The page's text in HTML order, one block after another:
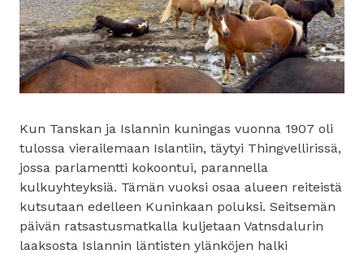
Kun Tanskan ja Islannin kuningas vuonna 1907 oli
tulossa vierailemaan Islantiin, täytyi Thingvellirissä,
jossa parlamentti kokoontui, parannella
kulkuyhteyksiä. Tämän vuoksi osaa alueen reiteistä
kutsutaan edelleen Kuninkaan poluksi. Seitsemän
päivän ratsastusmatkalla kuljetaan Vatnsdalurin
laaksosta Islannin läntisten ylänköjen halki